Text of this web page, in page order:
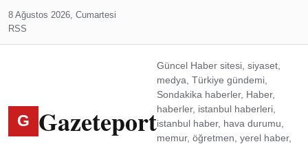
8 Ağustos 2026, Cumartesi
RSS
G Gazeteport
Güncel Haber sitesi, siyaset,
medya, Türkiye gündemi,
Sondakika haberler, Haber,
haberler, istanbul haberleri,
istanbul haber, hava durumu,
memur, öğretmen, yerel haber,